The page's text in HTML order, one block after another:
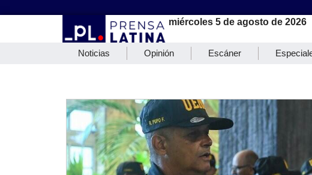
miércoles 5 de agosto de 2026
Noticias Opinión Escáner